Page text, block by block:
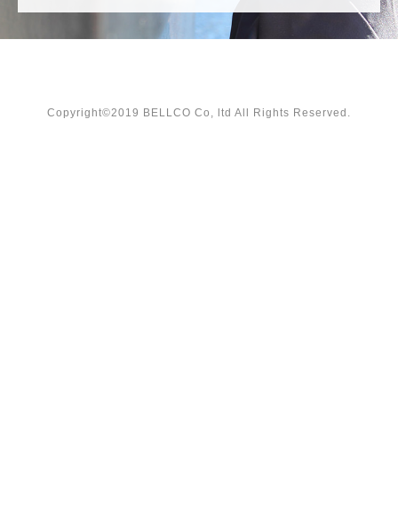
Copyright©2019 BELLCO Co, ltd All Rights Reserved.